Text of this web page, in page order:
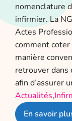
nomenclature
infirmier. La
Actes
comment
manière
retrouver dans
afin d’assurer
Actualités,
En savoir